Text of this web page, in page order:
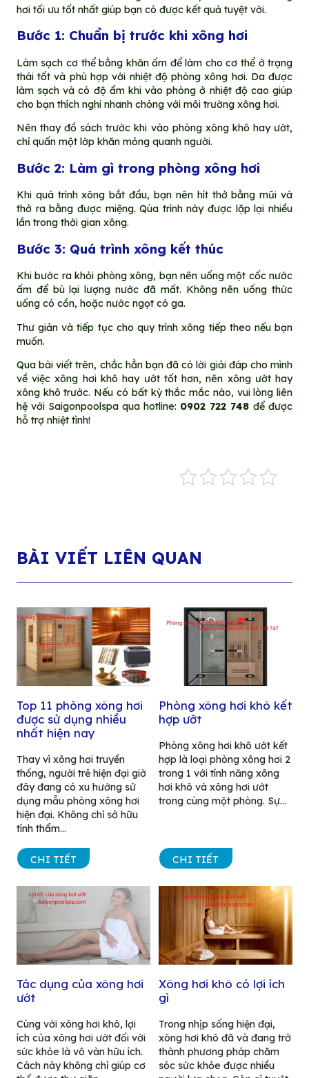
hơi tối ưu tốt nhất giúp bạn có được kết quả tuyệt vời.
Bước 1: Chuẩn bị trước khi xông hơi
Làm sạch cơ thể bằng khăn ấm để làm cho cơ thể ở trạng
thái tốt và phù hợp với nhiệt độ phòng xông hơi. Da được
làm sạch và có độ ẩm khi vào phòng ở nhiệt độ cao giúp
cho bạn thích nghi nhanh chóng với môi trường xông hơi.
Nên thay đồ sách trước khi vào phòng xông khô hay ướt,
chỉ quấn một lớp khăn mỏng quanh người.
Bước 2: Làm gì trong phòng xông hơi
Khi quá trình xông bắt đầu, bạn nên hít thở bằng mũi và
thở ra bằng được miệng. Qúa trình này được lặp lại nhiều
lần trong thời gian xông.
Bước 3: Quá trình xông kết thúc
Khi bước ra khỏi phòng xông, bạn nên uống một cốc nước
ấm để bù lại lượng nước đã mất. Không nên uống thức
uống có cồn, hoặc nước ngọt có ga.
Thư giản và tiếp tục cho quy trình xông tiếp theo nếu bạn
muốn.
Qua bài viết trên, chắc hẳn bạn đã có lời giải đáp cho mình
về việc xông hơi khô hay ướt tốt hơn, nên xông ướt hay
xông khô trước. Nếu có bất kỳ thắc mắc nào, vui lòng liên
hệ với Saigonpoolspa qua hotline: 0902 722 748để được
hỗ trợ nhiệt tình!
BÀI VIẾT LIÊN QUAN
Top 11 phòng xông hơi
được sử dụng nhiều
nhất hiện nay
Thay vì xông hơi truyền
thống, người trẻ hiện đại giờ
đây đang có xu hướng sử
dụng mẫu phòng xông hơi
hiện đại. Không chỉ sở hữu
tính thẩm...
CHI TIẾT
Phòng xông hơi khô kết
hợp ướt
Phòng xông hơi khô ướt kết
hợp là loại phòng xông hơi 2
trong 1 với tính năng xông
hơi khô và xông hơi ướt
trong cùng một phòng. Sự...
CHI TIẾT
Tác dụng của xông hơi
ướt
Cùng với xông hơi khô, lợi
ích của xông hơi ướt đối với
sức khỏe là vô vàn hữu ích.
Cách này không chỉ giúp cơ
Xông hơi khô có lợi ích
gì
Trong nhịp sống hiện đại,
xông hơi khô đã và đang trở
thành phương pháp chăm
sóc sức khỏe được nhiều